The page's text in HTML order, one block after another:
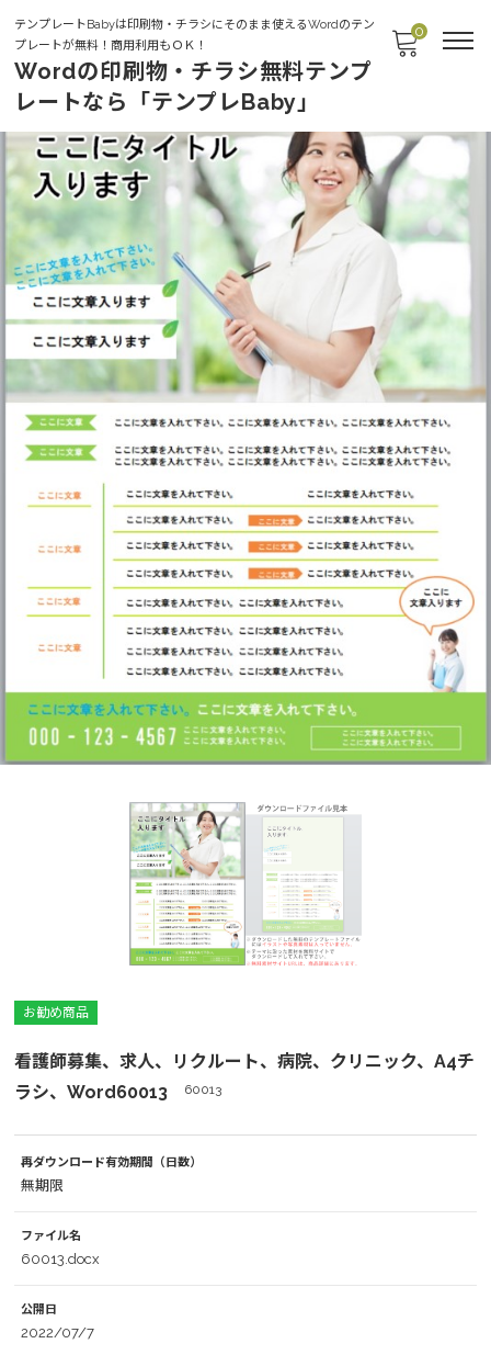
テンプレートBabyは印刷物・チラシにそのまま使えるWordのテン
プレートが無料！商用利用もＯＫ！
Wordの印刷物・チラシ無料テンプ
レートなら「テンプレBaby」
0
お勧め商品
看護師募集、求人、リクルート、病院、クリニック、A4チ
ラシ、Word60013
60013
再ダウンロード有効期間（日数）
無期限
ファイル名
60013.docx
公開日
2022/07/7